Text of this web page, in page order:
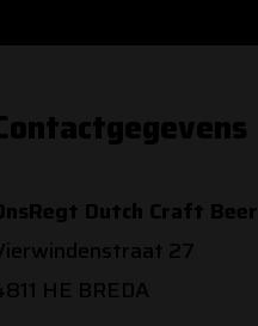
Dutch Craft Beer
27
HE BREDA